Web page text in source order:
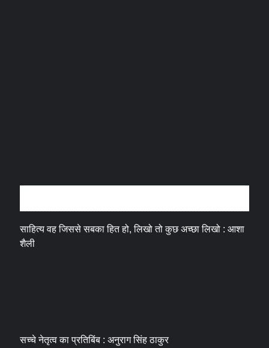
साहित्य वह जिससे सबका हित हो, लिखो तो कुछ अच्छा लिखो : आशा
शैली
सच्चे नेतृत्व का प्रतिबिंब : अनुराग सिंह ठाकुर